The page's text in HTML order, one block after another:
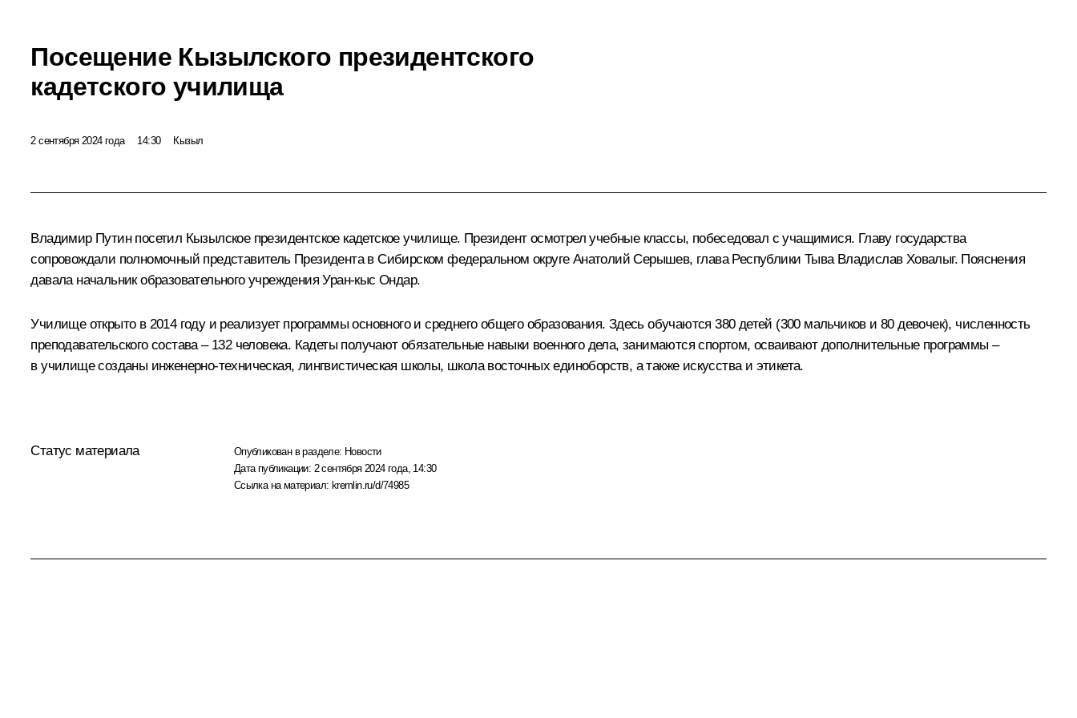
Посещение Кызылского президентского
кадетского училища
2 сентября 2024 года 14:30 Кызыл
Владимир Путин посетил Кызылское президентское кадетское училище. Президент осмотрел учебные классы, побеседовал с учащимися. Главу государства
сопровождали полномочный представитель Президента в Сибирском федеральном округе Анатолий Серышев, глава Республики Тыва Владислав Ховалыг. Пояснения
давала начальник образовательного учреждения Уран-кыс Ондар.
Училище открыто в 2014 году и реализует программы основного и среднего общего образования. Здесь обучаются 380 детей (300 мальчиков и 80 девочек), численность
преподавательского состава – 132 человека. Кадеты получают обязательные навыки военного дела, занимаются спортом, осваивают дополнительные программы –
в училище созданы инженерно-техническая, лингвистическая школы, школа восточных единоборств, а также искусства и этикета.
Статус материала Опубликован в разделе: Новости
Дата публикации: 2 сентября 2024 года, 14:30
Ссылка на материал: kremlin.ru/d/74985